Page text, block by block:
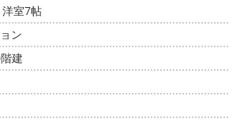
室7帖
ン
建